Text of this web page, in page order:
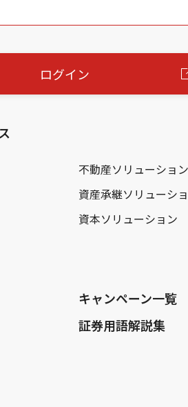
ログイン
不動産ソリューション
資産承継ソリューシ
資本ソリューション
キャンペーン一覧
証券用語解説集